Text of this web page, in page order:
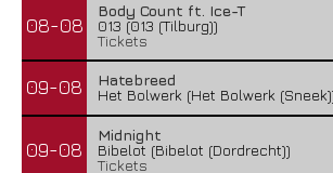
08-08
Body Count ft. Ice-T
013 (013 (Tilburg))
Tickets
09-08
Hatebreed
Het Bolwerk (Het Bolwerk
09-08
Midnight
Bibelot (Bibelot (Dordrecht))
Tickets